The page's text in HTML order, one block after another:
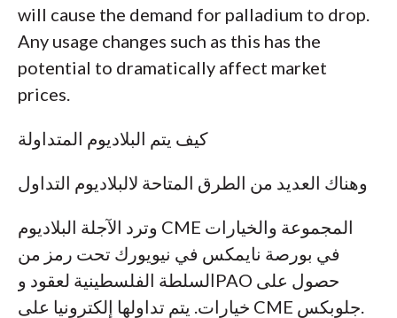
will cause the demand for palladium to drop.
Any usage changes such as this has the
potential to dramatically affect market
prices.
كيف يتم البلاديوم المتداولة
وهناك العديد من الطرق المتاحة لالبلاديوم التداول
وترد الآجلة البلاديوم CME المجموعة والخيارات
في بورصة نايمكس في نيويورك تحت رمز من
السلطة الفلسطينية لعقود وPAO حصول على
خيارات. يتم تداولها إلكترونيا على CME جلوبكس.